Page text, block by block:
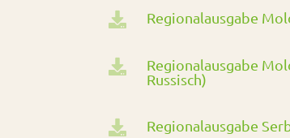
 Regionalausgabe

Regionalausgabe
Russisch)
 Regionalausgabe